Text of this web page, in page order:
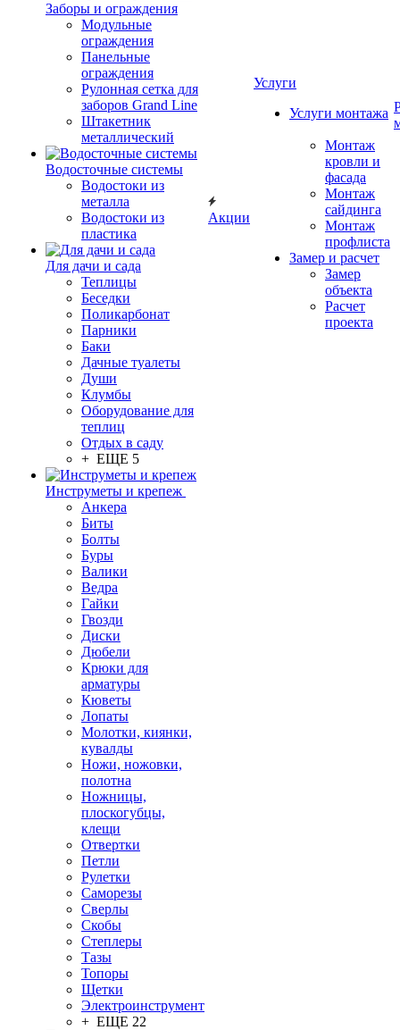
Заборы и ограждения
Модульные
ограждения
Панельные
ограждения
Рулонная сетка для
заборов Grand Line
Штакетник
металлический
Водосточные системы
Водостоки из
металла
Водостоки из
пластика
Для дачи и сада
Теплицы
Беседки
Поликарбонат
Парники
Баки
Дачные туалеты
Души
Клумбы
Оборудование для
теплиц
Отдых в саду
+ ЕЩЕ 5
Инструметы и крепеж
Анкера
Биты
Болты
Буры
Валики
Ведра
Гайки
Гвозди
Диски
Дюбели
Крюки для
арматуры
Кюветы
Лопаты
Молотки, киянки,
кувалды
Ножи, ножовки,
полотна
Ножницы,
плоскогубцы,
клещи
Отвертки
Петли
Рулетки
Саморезы
Сверлы
Скобы
Степлеры
Тазы
Топоры
Щетки
Электроинструмент
+ ЕЩЕ 22
Акции
Услуги
Услуги монтажа
Монтаж
кровли и
фасада
Монтаж
сайдинга
Монтаж
профлиста
Замер и расчет
Замер
объекта
Расчет
проекта